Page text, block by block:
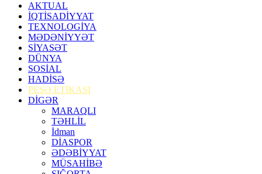
AKTUAL
İQTİSADİYYAT
TEXNOLOGİYA
MƏDƏNİYYƏT
SİYASƏT
DÜNYA
SOSİAL
HADİSƏ
PEŞƏ ETİKASI
DİGƏR
MARAQLI
TƏHLİL
İdman
DİASPOR
ƏDƏBİYYAT
MÜSAHİBƏ